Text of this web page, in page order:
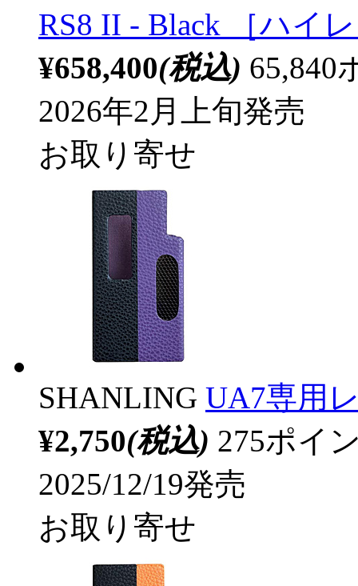
RS8 II - Black ［ハイ
¥658,400(税込) 65,840
2026年2月上旬発売
お取り寄せ
SHANLING UA7専用
¥2,750(税込) 275ポイ
2025/12/19発売
お取り寄せ